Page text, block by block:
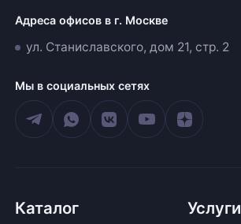
Адреса офисов в г. Москве
ул. Станиславского, дом 21, стр. 2
Мы в социальных сетях
Каталог Услуги